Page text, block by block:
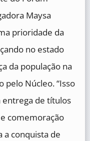
Maysa
prioridade da
no estado
da população na
pelo Núcleo. “Isso
entrega de títulos
comemoração
a conquista de